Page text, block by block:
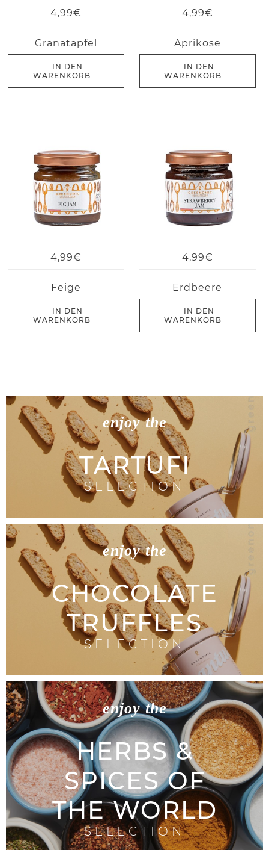
4,99€
Granatapfel
IN DEN
WARENKORB
4,99€
Aprikose
IN DEN
WARENKORB
4,99€
Feige
IN DEN
WARENKORB
4,99€
Erdbeere
IN DEN
WARENKORB
enjoy the
TARTUFI
SELECTION
enjoy the
CHOCOLATE
TRUFFLES
SELECTION
enjoy the
HERBS &
SPICES OF
THE WORLD
SELECTION